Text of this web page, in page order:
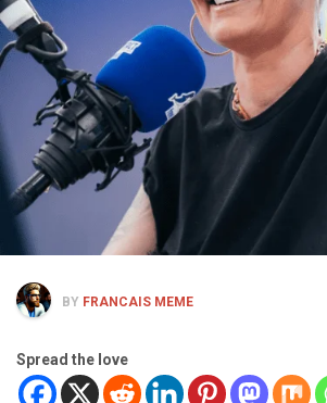
BY FRANCAIS MEME
Spread the love